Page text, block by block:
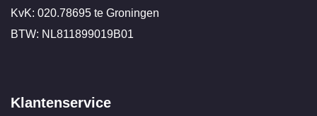
KvK: 020.78695 te Groningen
BTW: NL811899019B01
Klantenservice